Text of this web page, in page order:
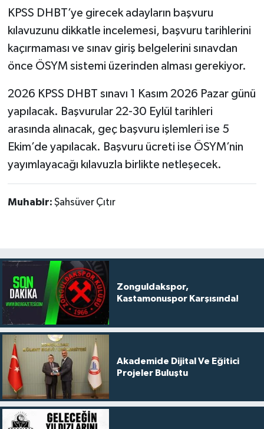
KPSS DHBT’ye girecek adayların başvuru
kılavuzunu dikkatle incelemesi, başvuru tarihlerini
kaçırmaması ve sınav giriş belgelerini sınavdan
önce ÖSYM sistemi üzerinden alması gerekiyor.
2026 KPSS DHBT sınavı 1 Kasım 2026 Pazar günü
yapılacak. Başvurular 22-30 Eylül tarihleri
arasında alınacak, geç başvuru işlemleri ise 5
Ekim’de yapılacak. Başvuru ücreti ise ÖSYM’nin
yayımlayacağı kılavuzla birlikte netleşecek.
Muhabir: Şahsüver Çıtır
Zonguldakspor,
Kastamonuspor Karşısında!
Akademide Dijital Ve Eğitici
Projeler Buluştu